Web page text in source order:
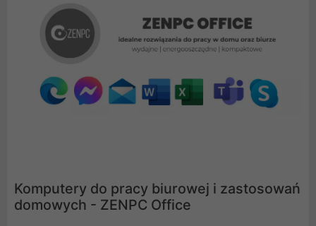
Komputery do pracy biurowej i zastosowań
domowych - ZENPC Office